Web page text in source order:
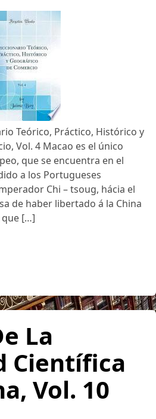
Teórico, Práctico, Histórico y
Vol. 4 Macao es el único
que se encuentra en el
a los Portugueses
Chi – tsoug, hácia el
de haber libertado á la China
que […]
La
Científica
Vol. 10